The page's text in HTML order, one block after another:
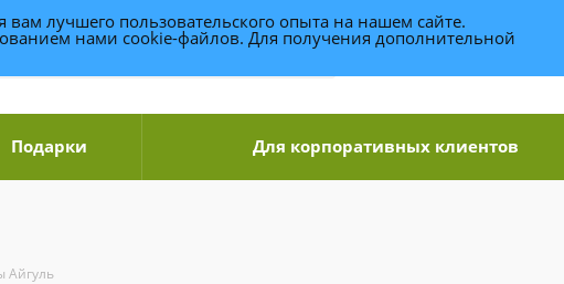
+7 (989) 95-14-014
Подарки Для корпоративных клиентов
Айгуль
лучшего пользовательского опыта на нашем сайте.
нами cookie-файлов. Для получения дополнительной